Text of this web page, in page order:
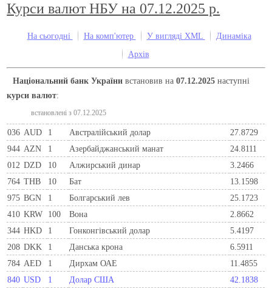
Курси валют НБУ на 07.12.2025 р.
На сьогодні На комп'ютер У вигляді XML
Динаміка
Архів
Національний банк України встановив на07.12.2025 наступні
курси валют:
встановлені з 07.12.2025
036 AUD 1 Австралійський долар
27.8729
944 AZN 1 Азербайджанський манат
24.8111
012 DZD 10 Алжирський динар
3.2466
764 THB 10 Бат
13.1598
975 BGN 1 Болгарський лев
25.1723
410 KRW 100 Вона
2.8662
344 HKD 1 Гонконгівський долар
5.4197
208 DKK 1 Данська крона
6.5911
784 AED 1 Дирхам ОАЕ
11.4855
840 USD 1 Долар США
42.1838